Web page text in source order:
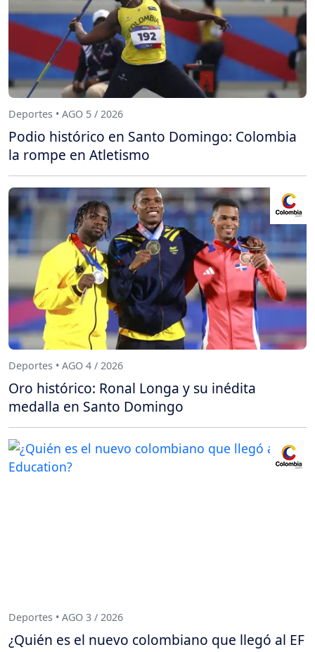
Deportes • AGO 5 / 2026
Podio histórico en Santo Domingo: Colombia
la rompe en Atletismo
Deportes • AGO 4 / 2026
Oro histórico: Ronal Longa y su inédita
medalla en Santo Domingo
Deportes • AGO 3 / 2026
¿Quién es el nuevo colombiano que llegó al EF